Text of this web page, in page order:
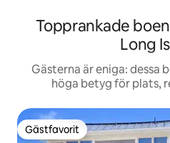
Topprankade
Long
Gästerna är eniga: dessa
höga betyg för plats,
Gästfavorit
Gästfavorit